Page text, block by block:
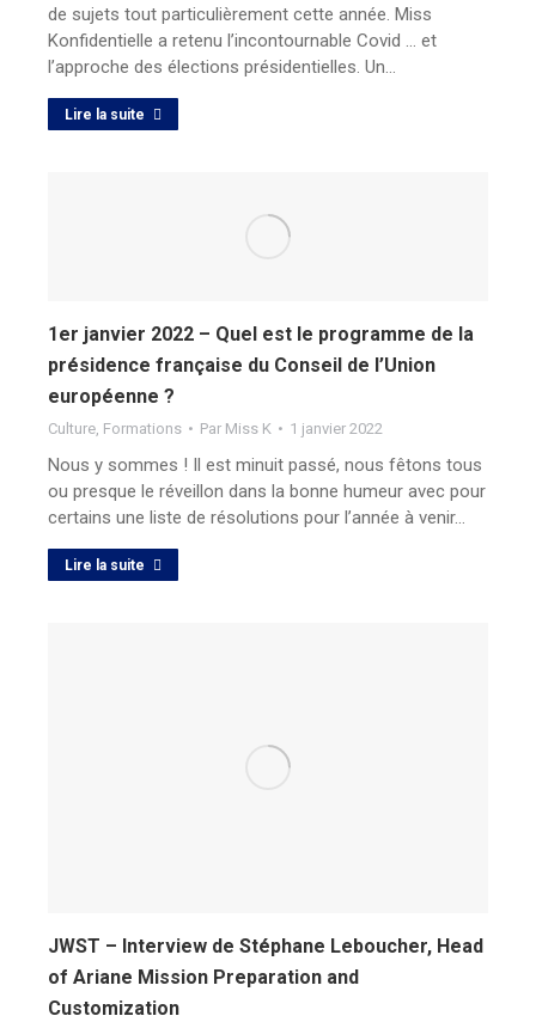
de sujets tout particulièrement cette année. Miss
Konfidentielle a retenu l’incontournable Covid … et
l’approche des élections présidentielles. Un…
Lire la suite
1er janvier 2022 – Quel est le programme de la
présidence française du Conseil de l’Union
européenne ?
Culture Formations Par Miss K 1 janvier 2022
Nous y sommes ! Il est minuit passé, nous fêtons tous
ou presque le réveillon dans la bonne humeur avec pour
certains une liste de résolutions pour l’année à venir…
Lire la suite
JWST – Interview de Stéphane Leboucher, Head
of Ariane Mission Preparation and
Customization